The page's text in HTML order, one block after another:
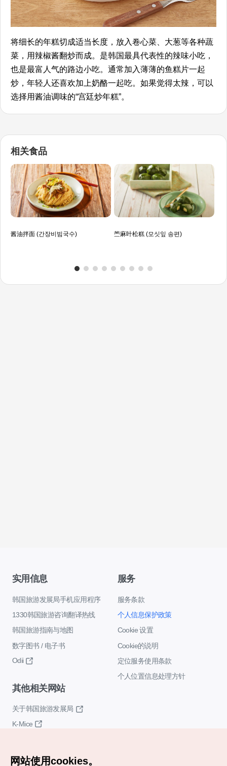
将细长的年糕切成适当长度，放入卷心菜、大葱等各种蔬
菜，用辣椒酱翻炒而成。是韩国最具代表性的辣味小吃，
也是最富人气的路边小吃。通常加入薄薄的鱼糕片一起
炒，年轻人还喜欢加上奶酪一起吃。如果觉得太辣，可以
选择用酱油调味的“宫廷炒年糕”。
相关食品
酱油拌面 (간장비빔국수) 苎麻叶松糕 (모싯잎 송편)
实用信息
韩国旅游发展局手机应用程序
1330韩国旅游咨询翻译热线
韩国旅游指南与地图
数字图书 / 电子书
Odii
服务
服务条款
个人信息保护政策
Cookie 设置
Cookie的说明
定位服务使用条款
个人位置信息处理方针
其他相关网站
关于韩国旅游发展局
K-Mice
网站使用cookies。